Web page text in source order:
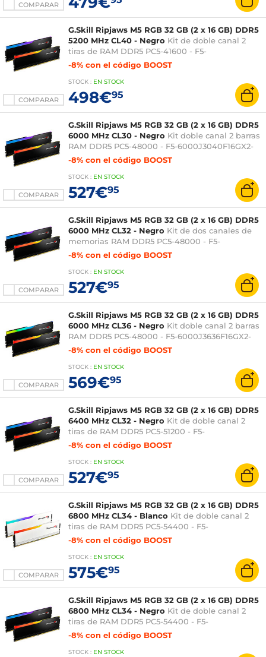
COMPARAR
COMPARAR
G.Skill Ripjaws M5 RGB 32 GB (2 x 16 GB) DDR5
5200 MHz CL40 - Negro Kit de doble canal 2
tiras de RAM DDR5 PC5-41600 - F5-
5200J4040A16GX2-RM5RK
-8% con el código BOOST
STOCK : EN STOCK
498€95
COMPARAR
G.Skill Ripjaws M5 RGB 32 GB (2 x 16 GB) DDR5
6000 MHz CL30 - Negro Kit doble canal 2 barras
RAM DDR5 PC5-48000 - F5-6000J3040F16GX2-
RM5RK
-8% con el código BOOST
STOCK : EN STOCK
527€95
COMPARAR
G.Skill Ripjaws M5 RGB 32 GB (2 x 16 GB) DDR5
6000 MHz CL32 - Negro Kit de dos canales de
memorias RAM DDR5 PC5-48000 - F5-
6000J3238F16GX2-RM5RK
-8% con el código BOOST
STOCK : EN STOCK
527€95
COMPARAR
G.Skill Ripjaws M5 RGB 32 GB (2 x 16 GB) DDR5
6000 MHz CL36 - Negro Kit doble canal 2 barras
RAM DDR5 PC5-48000 - F5-6000J3636F16GX2-
RM5RK
-8% con el código BOOST
STOCK : EN STOCK
569€95
COMPARAR
G.Skill Ripjaws M5 RGB 32 GB (2 x 16 GB) DDR5
6400 MHz CL32 - Negro Kit de doble canal 2
tiras de RAM DDR5 PC5-51200 - F5-
6400J3239G16GX2-RM5RK
-8% con el código BOOST
STOCK : EN STOCK
527€95
COMPARAR
G.Skill Ripjaws M5 RGB 32 GB (2 x 16 GB) DDR5
6800 MHz CL34 - Blanco Kit de doble canal 2
tiras de RAM DDR5 PC5-54400 - F5-
6800J3445G16GX2-RM5RW
-8% con el código BOOST
STOCK : EN STOCK
575€95
G.Skill Ripjaws M5 RGB 32 GB (2 x 16 GB) DDR5
6800 MHz CL34 - Negro Kit de doble canal 2
tiras de RAM DDR5 PC5-54400 - F5-
6800J3445G16GX2-RM5RK
-8% con el código BOOST
STOCK : EN STOCK